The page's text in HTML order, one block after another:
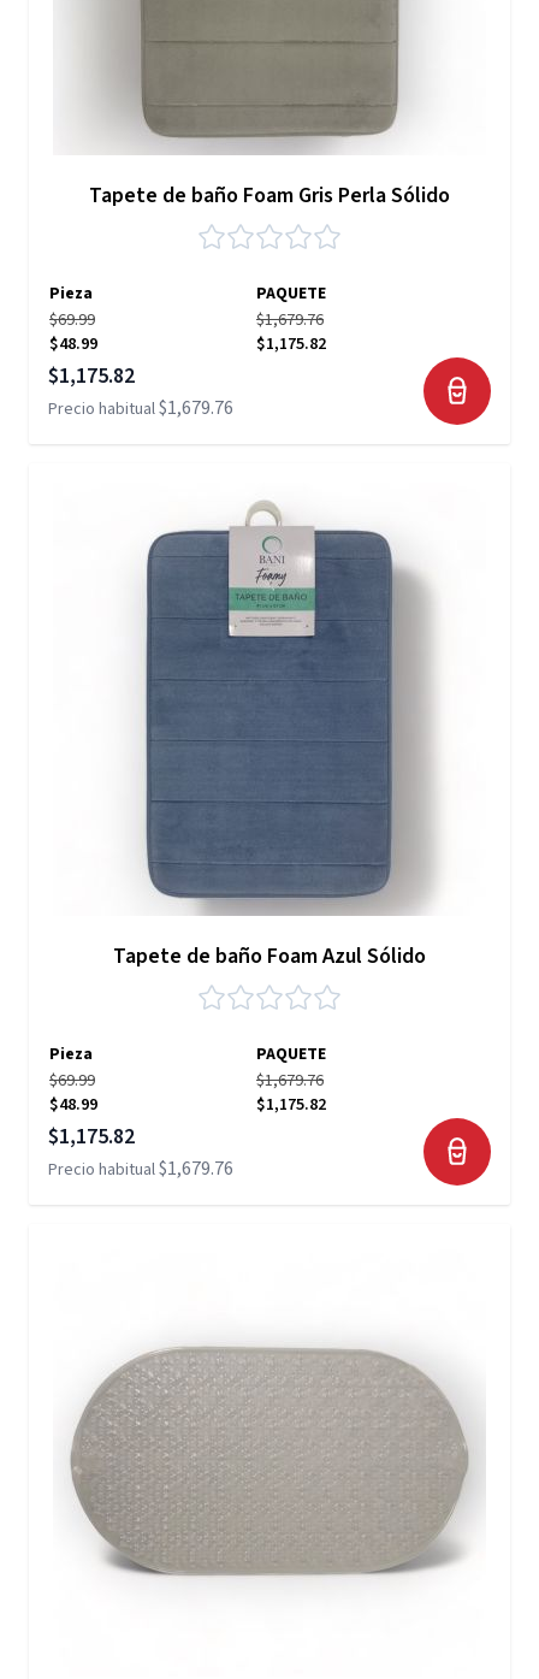
Tapete de baño Foam Gris Perla Sólido
Pieza
PAQUETE
$69.99
$48.99
$1,679.76
$1,175.82
Precio especial
$1,175.82
Precio habitual$1,679.76
Tapete de baño Foam Azul Sólido
Pieza
PAQUETE
$69.99
$48.99
$1,679.76
$1,175.82
Precio especial
$1,175.82
Precio habitual$1,679.76